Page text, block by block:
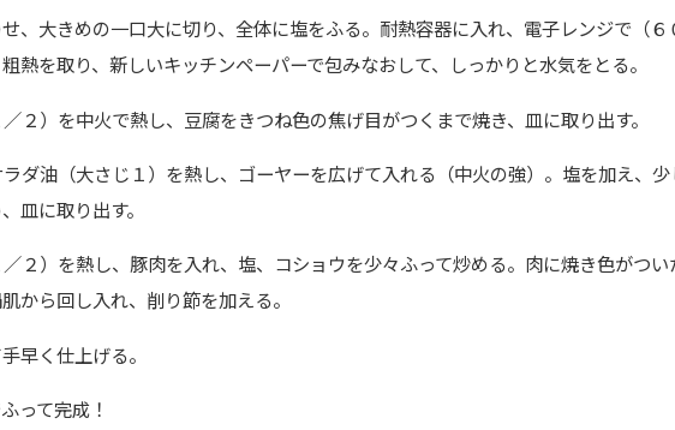
、大きめの一口大に切り、全体に塩をふる。耐熱容器に入れ、電子レンジで（６
熱を取り、新しいキッチンペーパーで包みなおして、しっかりと水気をとる。
）を中火で熱し、豆腐をきつね色の焦げ目がつくまで焼き、皿に取り出す。
ダ油（大さじ１）を熱し、ゴーヤーを広げて入れる（中火の強）。塩を加え、
皿に取り出す。
２）を熱し、豚肉を入れ、塩、コショウを少々ふって炒める。肉に焼き色がつい
から回し入れ、削り節を加える。
早く仕上げる。
って完成！